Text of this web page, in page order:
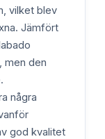
vilket blev
Jämfört
men den
några
god kvalitet